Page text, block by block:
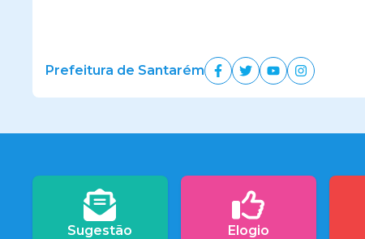
Prefeitura de Santarém
Sugestão Elogio